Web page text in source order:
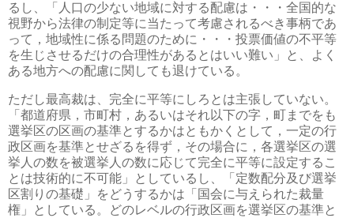
るし、「人口の少ない地域に対する配慮は・・・全国的な
視野から法律の制定等に当たって考慮されるべき事柄であ
って，地域性に係る問題のために・・・投票価値の不平等
を生じさせるだけの合理性があるとはいい難い」と、よく
ある地方への配慮に関しても退けている。
ただし最高裁は、完全に平等にしろとは主張していない。
「都道府県，市町村，あるいはそれ以下の字，町までをも
選挙区の区画の基準とするかはともかくとして，一定の行
政区画を基準とせざるを得ず，その場合に，各選挙区の選
挙人の数を被選挙人の数に応じて完全に平等に設定するこ
とは技術的に不可能」としているし、「定数配分及び選挙
区割りの基礎」をどうするかは「国会に与えられた裁量
権」としている。どのレベルの行政区画を選挙区の基準と